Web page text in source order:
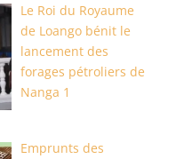
Le Roi du Royaume
de Loango bénit le
lancement des
forages pétroliers de
Nanga 1
Emprunts des